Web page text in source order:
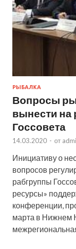
РЫБАЛКА
Вопросы
вынести на
Госсовета
14.03.2020 - от
Инициативу о
вопросов
рабгруппы
ресурсы»
конференции,
марта в Нижнем